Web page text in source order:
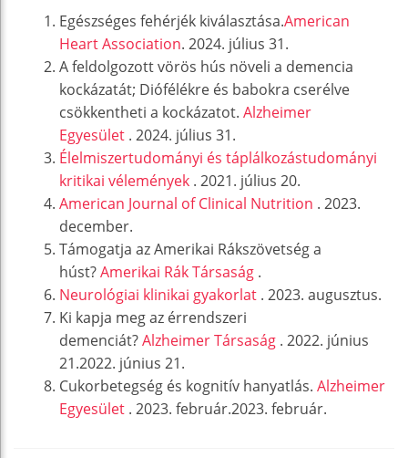
Egészséges fehérjék kiválasztása.American
Heart Association. 2024. július 31.
A feldolgozott vörös hús növeli a demencia
kockázatát; Diófélékre és babokra cserélve
csökkentheti a kockázatot. Alzheimer
Egyesület . 2024. július 31.
Élelmiszertudományi és táplálkozástudományi
kritikai vélemények . 2021. július 20.
American Journal of Clinical Nutrition . 2023.
december.
Támogatja az Amerikai Rákszövetség a
húst?Amerikai Rák Társaság .
Neurológiai klinikai gyakorlat . 2023. augusztus.
Ki kapja meg az érrendszeri
demenciát?Alzheimer Társaság . 2022. június
21.2022. június 21.
Cukorbetegség és kognitív hanyatlás. Alzheimer
Egyesület . 2023. február.2023. február.